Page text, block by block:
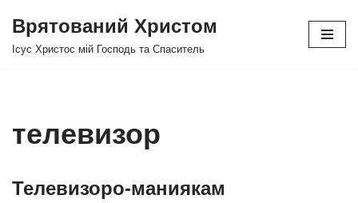
Перейти
Врятований Христом
Ісус Христос мій Господь та Спаситель
телевизор
Телевизоро-маниякам